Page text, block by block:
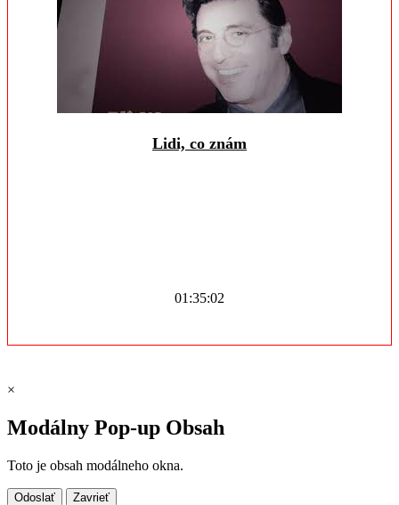
Lidi, co znám
01:35:02
×
Modálny Pop-up Obsah
Toto je obsah modálneho okna.
Odoslať Zavrieť